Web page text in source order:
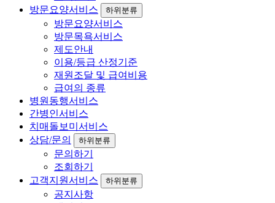
방문요양서비스
하위분류
방문요양서비스
방문목욕서비스
제도안내
이용/등급 산정기준
재원조달 및 급여비용
급여의 종류
병원동행서비스
간병인서비스
치매돌보미서비스
상담/문의
하위분류
문의하기
조회하기
고객지원서비스
하위분류
공지사항